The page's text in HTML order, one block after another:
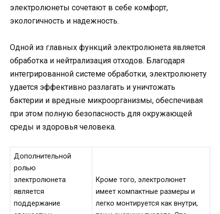
электролюнеты сочетают в себе комфорт,
экологичность и надежность.
Одной из главных функций электролюнета является
обработка и нейтрализация отходов. Благодаря
интегрированной системе обработки, электролюнету
удается эффективно разлагать и уничтожать
бактерии и вредные микроорганизмы, обеспечивая
при этом полную безопасность для окружающей
среды и здоровья человека.
Дополнительной
ролью
электролюнета
является
поддержание
Кроме того, электролюнет
имеет компактные размеры и
легко монтируется как внутри,